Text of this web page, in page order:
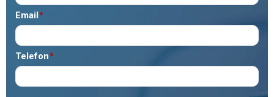
*
Email
*
Telefon